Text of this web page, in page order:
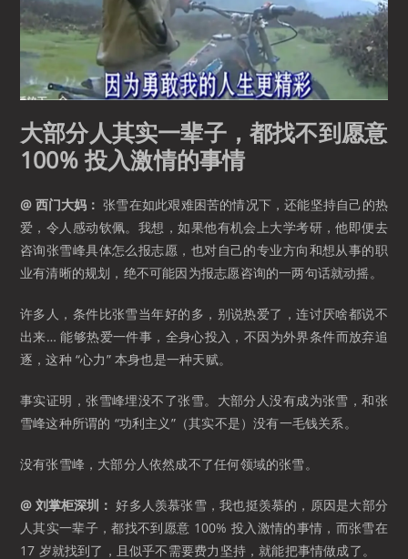
大部分人其实一辈子，都找不到愿意
100% 投入激情的事情
@ 西门大妈： 张雪在如此艰难困苦的情况下，还能坚持自己的热
爱，令人感动钦佩。我想，如果他有机会上大学考研，他即便去
咨询张雪峰具体怎么报志愿，也对自己的专业方向和想从事的职
业有清晰的规划，绝不可能因为报志愿咨询的一两句话就动摇。
许多人，条件比张雪当年好的多，别说热爱了，连讨厌啥都说不
出来… 能够热爱一件事，全身心投入，不因为外界条件而放弃追
逐，这种 “心力” 本身也是一种天赋。
事实证明，张雪峰埋没不了张雪。大部分人没有成为张雪，和张
雪峰这种所谓的 “功利主义”（其实不是）没有一毛钱关系。
没有张雪峰，大部分人依然成不了任何领域的张雪。
@ 刘掌柜深圳： 好多人羡慕张雪，我也挺羡慕的，原因是大部分
人其实一辈子，都找不到愿意 100% 投入激情的事情，而张雪在
17 岁就找到了，且似乎不需要费力坚持，就能把事情做成了。